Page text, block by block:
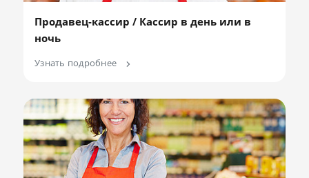
Продавец-кассир / Кассир в день или в
ночь
Узнать подробнее